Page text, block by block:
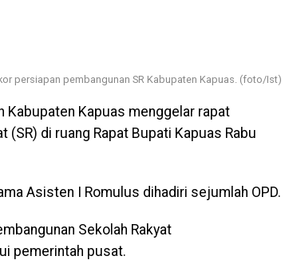
persiapan pembangunan SR Kabupaten Kapuas. (foto/Ist)
Kabupaten Kapuas menggelar rapat
di ruang Rapat Bupati Kapuas Rabu
Asisten I Romulus dihadiri sejumlah OPD.
Sekolah Rakyat
pemerintah pusat.